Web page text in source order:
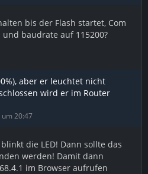
bis der Flash startet, Com
baudrate auf 115200?
aber er leuchtet nicht
wird er im Router
um 20:47
die LED! Dann sollte das
werden! Damit dann
im Browser aufrufen